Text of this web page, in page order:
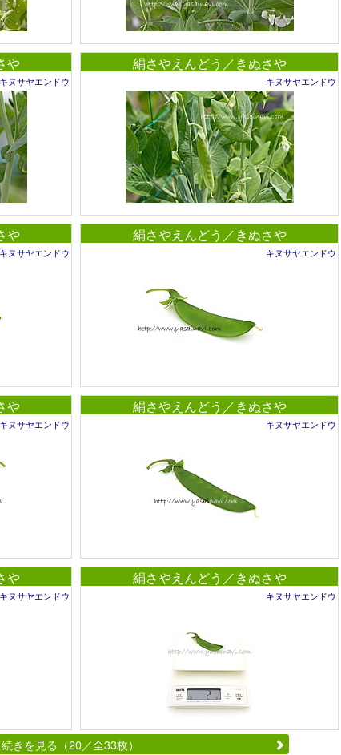
や
キヌサヤエンドウ
絹さやえんどう／きぬさや
キヌサヤエンドウ
や
キヌサヤエンドウ
絹さやえんどう／きぬさや
キヌサヤエンドウ
や
キヌサヤエンドウ
絹さやえんどう／きぬさや
キヌサヤエンドウ
や
キヌサヤエンドウ
絹さやえんどう／きぬさや
キヌサヤエンドウ
続きを見る（20／全33枚）